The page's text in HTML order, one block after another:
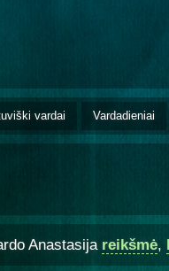
vardai Vardadieniai
Anastasija reikšmė,